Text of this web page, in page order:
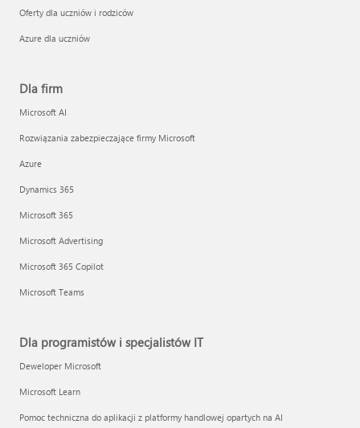
Oferty dla uczniów i rodziców
Azure dla uczniów
Dla firm
Microsoft AI
Rozwiązania zabezpieczające firmy Microsoft
Azure
Dynamics 365
Microsoft 365
Microsoft Advertising
Microsoft 365 Copilot
Microsoft Teams
Dla programistów i specjalistów IT
Deweloper Microsoft
Microsoft Learn
Pomoc techniczna do aplikacji z platformy handlowej opartych na AI